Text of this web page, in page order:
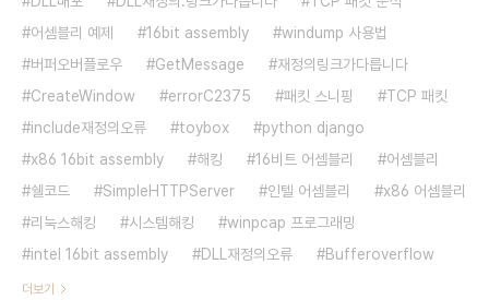
어셈블리 예제
16bit assembly
windump 사용법
버퍼오버플로우
GetMessage
재정의링크가다릅니다
CreateWindow
errorC2375 패킷 스니핑
TCP 패킷
include재정의오류
toybox
python django
x86 16bit assembly
해킹 16비트 어셈블리
어셈블리
쉘코드
SimpleHTTPServer 인텔 어셈블리
x86 어셈블리
리눅스해킹
시스템해킹
winpcap 프로그래밍
intel 16bit assembly
DLL재정의오류 Bufferoverflow
더보기